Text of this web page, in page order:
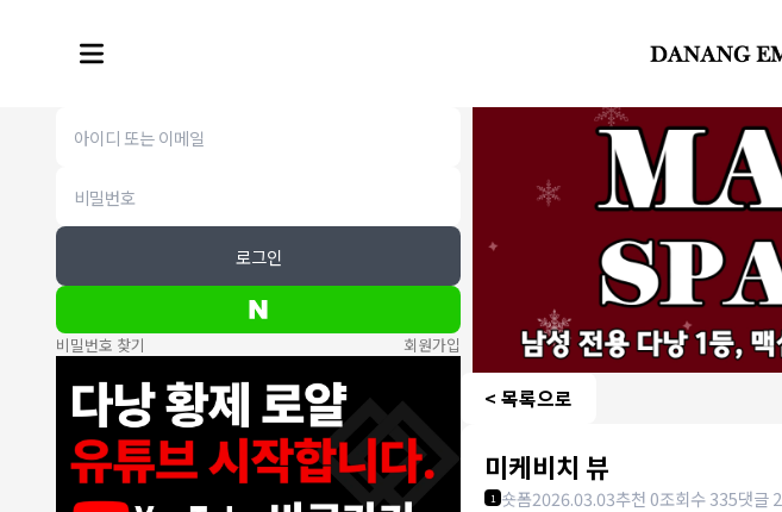
로그인
비밀번호 찾기 회원가입
< 목록으로
미케비치 뷰
1 숏폼2026.03.03추천 0조회수 335댓글 2